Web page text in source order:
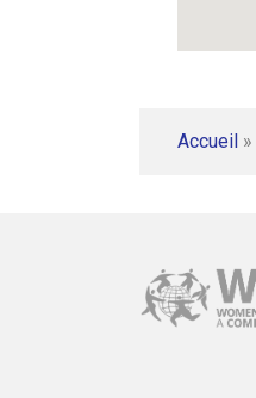
Accueil »